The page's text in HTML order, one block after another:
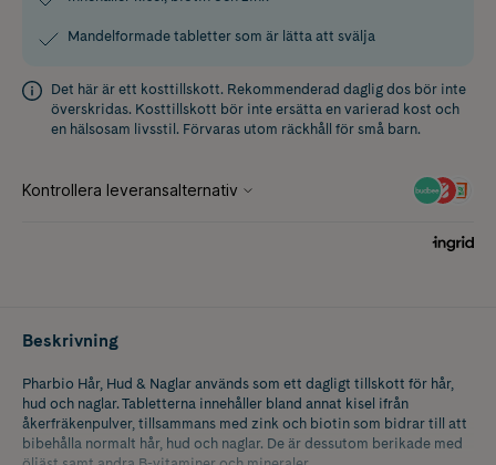
Mandelformade tabletter som är lätta att svälja
Det här är ett kosttillskott. Rekommenderad daglig dos bör inte
överskridas. Kosttillskott bör inte ersätta en varierad kost och
en hälsosam livsstil. Förvaras utom räckhåll för små barn.
Beskrivning
Pharbio Hår, Hud & Naglar används som ett dagligt tillskott för hår,
hud och naglar. Tabletterna innehåller bland annat kisel ifrån
åkerfräkenpulver, tillsammans med zink och biotin som bidrar till att
bibehålla normalt hår, hud och naglar. De är dessutom berikade med